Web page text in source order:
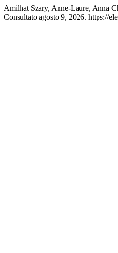
Amilhat Szary, Anne-Laure, Anna
Consultato agosto 9, 2026. https://